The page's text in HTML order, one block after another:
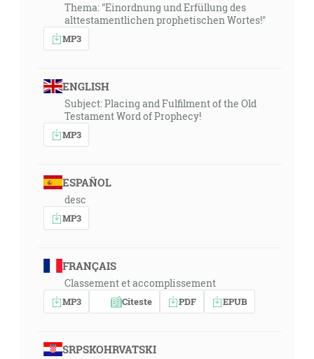
Thema: "Einordnung und Erfüllung des
alttestamentlichen prophetischen Wortes!"
MP3
ENGLISH
Subject: Placing and Fulfilment of the Old
Testament Word of Prophecy!
MP3
ESPAÑOL
desc
MP3
FRANÇAIS
Classement et accomplissement
MP3 Citeste PDF EPUB
SRPSKOHRVATSKI